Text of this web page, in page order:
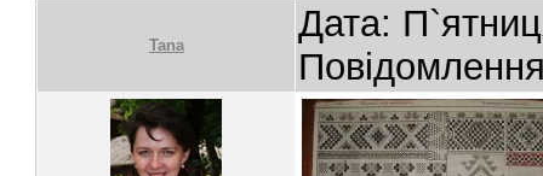
Tana
Дата: